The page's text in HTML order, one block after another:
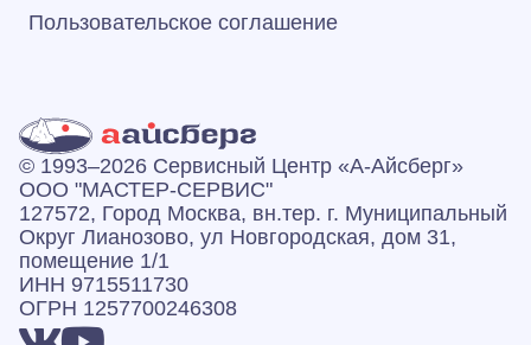
Пользовательское соглашение
© 1993–2026 Сервисный Центр «А‑Айсберг»
ООО "МАСТЕР-СЕРВИС"
127572, Город Москва, вн.тер. г. Муниципальный
Округ Лианозово, ул Новгородская, дом 31,
помещение 1/1
ИНН 9715511730
ОГРН 1257700246308